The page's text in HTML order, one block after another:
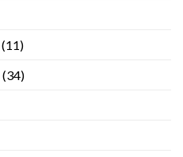
(11)
(34)